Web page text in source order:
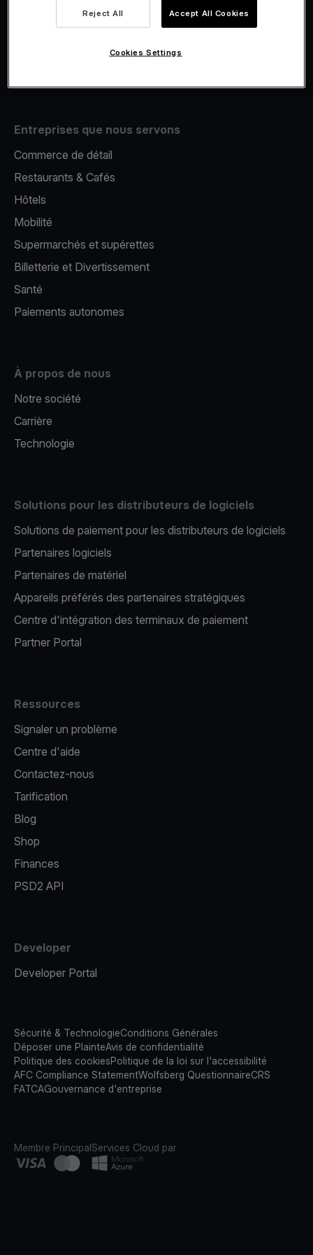
E-Reporting
Entreprises que nous servons
Commerce de détail
Restaurants & Cafés
Hôtels
Mobilité
Supermarchés et supérettes
Billetterie et Divertissement
Santé
Paiements autonomes
À propos de nous
Notre société
Carrière
Technologie
Solutions pour les distributeurs de logiciels
Solutions de paiement pour les distributeurs de logiciels
Partenaires logiciels
Partenaires de matériel
Appareils préférés des partenaires stratégiques
Centre d'intégration des terminaux de paiement
Partner Portal
Ressources
Signaler un problème
Centre d'aide
Contactez-nous
Tarification
Blog
Shop
Finances
PSD2 API
Developer
Developer Portal
Sécurité & TechnologieConditions Générales
Déposer une PlainteAvis de confidentialité
Politique des cookiesPolitique de la loi sur l'accessibilité
AFC Compliance StatementWolfsberg QuestionnaireCRS
FATCAGouvernance d'entreprise
Membre PrincipalServices Cloud par
Reject All Accept All Cookies
Cookies Settings